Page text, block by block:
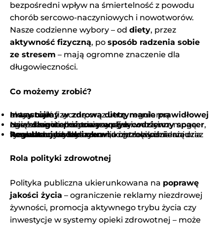
bezpośredni wpływ na śmiertelność z powodu
chorób sercowo-naczyniowych i nowotworów.
Nasze codzienne wybory – od diety, przez
aktywność fizyczną, po sposób radzenia sobie
ze stresem – mają ogromne znaczenie dla
długowieczności.
Co możemy zrobić?
Inwestujmy w zdrową dietę
, regularną aktywność fizyczną oraz
utrzymanie prawidłowej masy ciała.
Nawet niewielkie zmiany – jakcodzienny spacer
, ograniczenie przetworzonej żywności czy zwiększenie spożycia owoców i warzyw – mogą miećdługoterminowy wpływ.
Regularne badania krwi, kontrola ciśnienia oraz
konsultacje z lekarzem
to niezbędne narzędzia we wczesnym wykrywaniu i przeciwdziałaniu ryzyku chorób sercowo-naczyniowych i nowotworowych.
Rola polityki zdrowotnej
Polityka publiczna ukierunkowana na poprawę
jakości życia – ograniczenie reklamy niezdrowej
żywności, promocja aktywnego trybu życia czy
inwestycje w systemy opieki zdrowotnej – może